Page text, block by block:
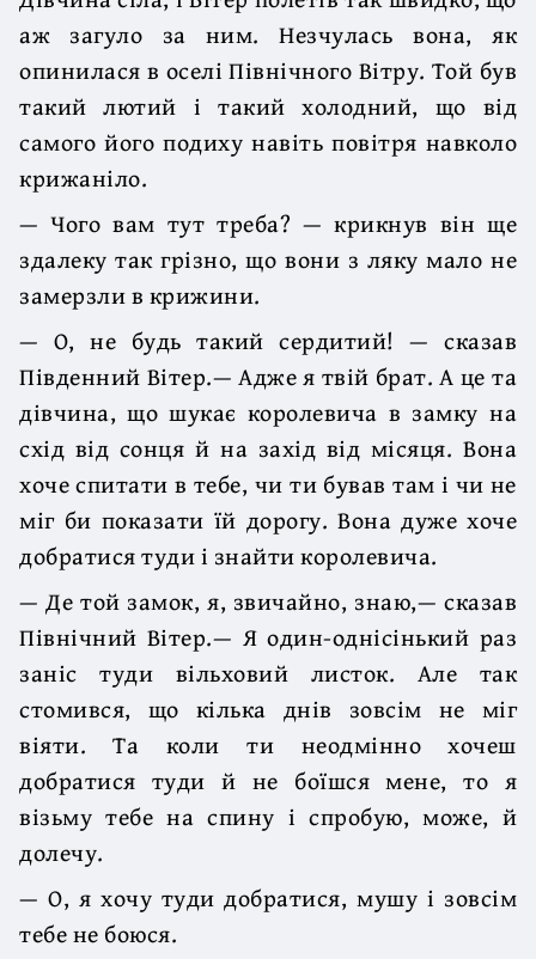
аж загуло за ним. Незчулась вона, як
опинилася в оселі Північного Вітру. Той був
такий лютий і такий холодний, що від
самого його подиху навіть повітря навколо
крижаніло.
— Чого вам тут треба? — крикнув він ще
здалеку так грізно, що вони з ляку мало не
замерзли в крижини.
— О, не будь такий сердитий! — сказав
Південний Вітер.— Адже я твій брат. А це та
дівчина, що шукає королевича в замку на
схід від сонця й на захід від місяця. Вона
хоче спитати в тебе, чи ти бував там і чи не
міг би показати їй дорогу. Вона дуже хоче
добратися туди і знайти королевича.
— Де той замок, я, звичайно, знаю,— сказав
Північний Вітер.— Я один-однісінький раз
заніс туди вільховий листок. Але так
стомився, що кілька днів зовсім не міг
віяти. Та коли ти неодмінно хочеш
добратися туди й не боїшся мене, то я
візьму тебе на спину і спробую, може, й
долечу.
— О, я хочу туди добратися, мушу і зовсім
тебе не боюся.